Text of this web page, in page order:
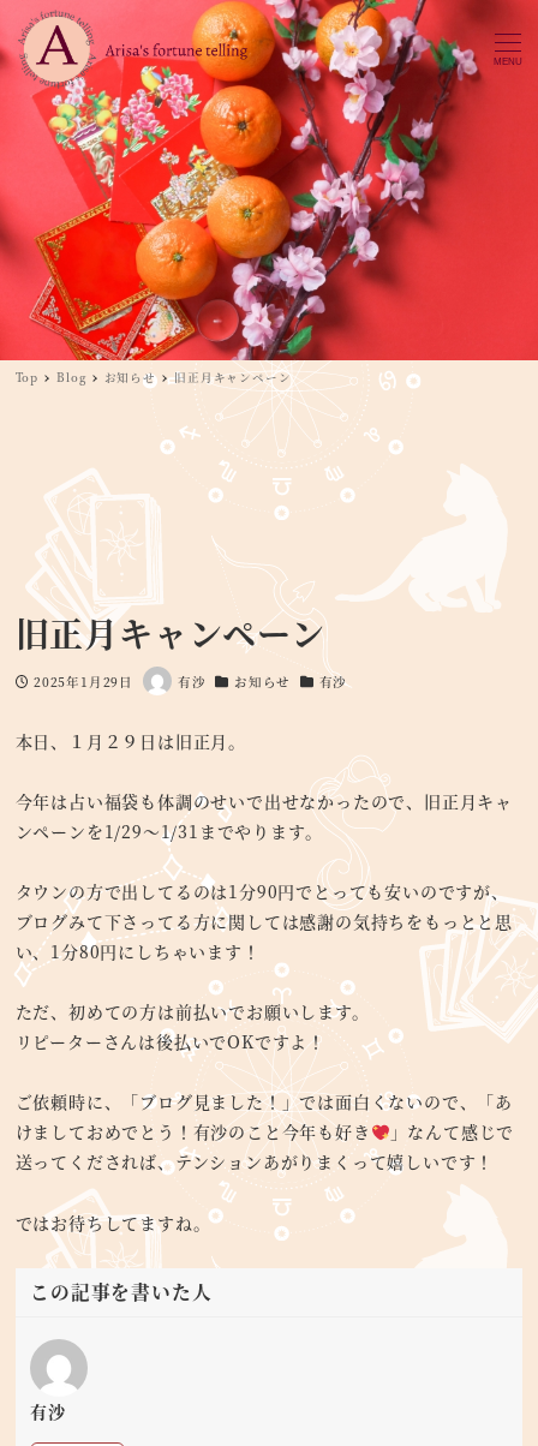
MENU
Top Blog お知らせ 旧正月キャンペーン
旧正月キャンペーン
投稿日
2025年1月29日
著
有沙
カテゴリー
お知らせ
カテゴリー
有沙
本日、１月２９日は旧正月。
今年は占い福袋も体調のせいで出せなかったので、旧正月キャ
ンペーンを1/29～1/31までやります。
タウンの方で出してるのは1分90円でとっても安いのですが、
ブログみて下さってる方に関しては感謝の気持ちをもっとと思
い、1分80円にしちゃいます！
ただ、初めての方は前払いでお願いします。
リピーターさんは後払いでOKですよ！
ご依頼時に、「ブログ見ました！」では面白くないので、「あ
けましておめでとう！有沙のこと今年も好き
」なんて感じで
送ってくだされば、テンションあがりまくって嬉しいです！
ではお待ちしてますね。
この記事を書いた人
有沙